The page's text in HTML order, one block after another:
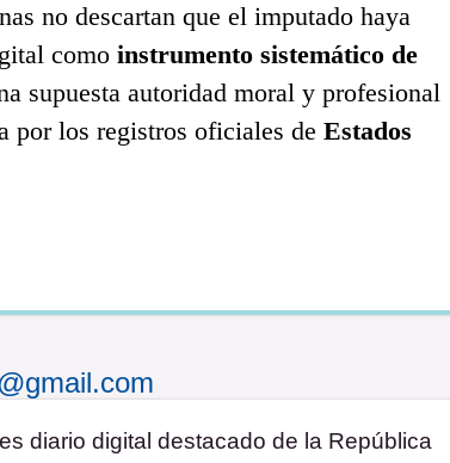
no descartan que el imputado haya
como instrumento sistemático de
supuesta autoridad moral y profesional
por los registros oficiales de Estados
diario digital destacado de la República